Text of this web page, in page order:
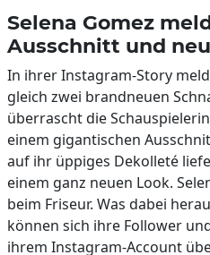
Selena Gomez
Ausschnitt und
In ihrer Instagram-Story
gleich zwei brandneuen
überrascht die
einem gigantischen
auf ihr üppiges Dekolleté
einem ganz neuen Look.
beim Friseur. Was dabei
können sich ihre Follower
ihrem Instagram-Account